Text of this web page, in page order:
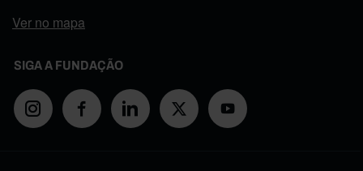
Ver no mapa
SIGA A FUNDAÇÃO